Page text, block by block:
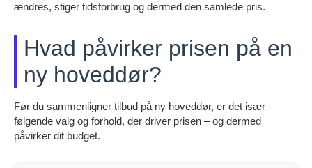
ændres, stiger tidsforbrug og dermed den samlede pris.
Hvad påvirker prisen på en
ny hoveddør?
Før du sammenligner tilbud på ny hoveddør, er det især
følgende valg og forhold, der driver prisen – og dermed
påvirker dit budget.